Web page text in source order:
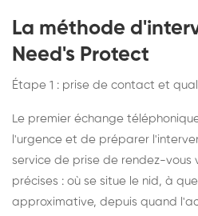
La méthode
Need's Protect
Étape 1 : prise de contact et
Le premier échange
l'urgence et de préparer
service de prise de rendez-vous
précises : où se situe le nid, à
approximative, depuis quand